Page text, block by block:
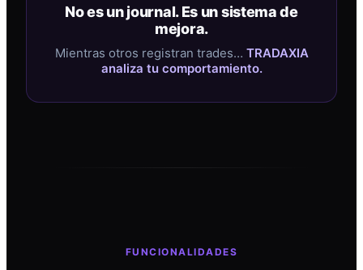
No es un journal. Es un sistema de
mejora.
Mientras otros registran trades… TRADAXIA
analiza tu comportamiento.
FUNCIONALIDADES